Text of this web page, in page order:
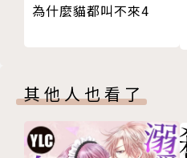
為什麼貓都叫不來4
其他人也看了